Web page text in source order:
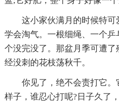
这小家伙满月的时候特
学会淘气。一根细绳、一个
个没完没了。那盆月季可遭
经没刺的花枝荡秋千。
你见了，绝不会责打它
样子，谁忍心打呢?日子久了